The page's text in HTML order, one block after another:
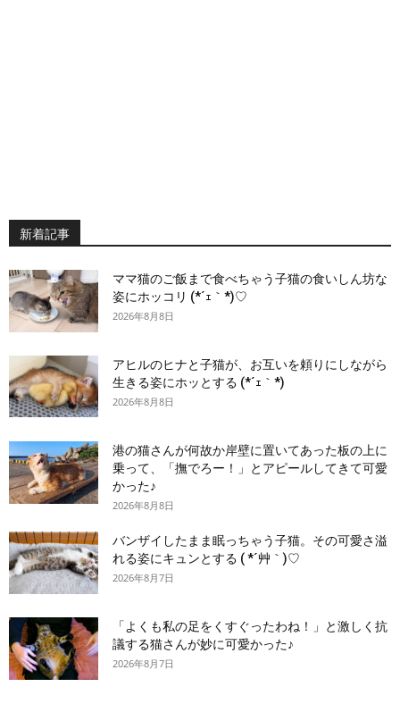
新着記事
ママ猫のご飯まで食べちゃう子猫の食いしん坊な
姿にホッコリ (*´ｪ｀*)♡
2026年8月8日
アヒルのヒナと子猫が、お互いを頼りにしながら
生きる姿にホッとする (*´ｪ｀*)
2026年8月8日
港の猫さんが何故か岸壁に置いてあった板の上に
乗って、「撫でろー！」とアピールしてきて可愛
かった♪
2026年8月8日
バンザイしたまま眠っちゃう子猫。その可愛さ溢
れる姿にキュンとする ( *´艸｀)♡
2026年8月7日
「よくも私の足をくすぐったわね！」と激しく抗
議する猫さんが妙に可愛かった♪
2026年8月7日